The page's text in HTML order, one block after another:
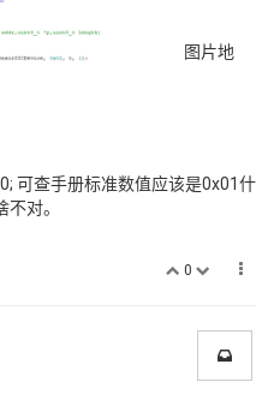
图片地
可查手册标准数值应该是0x01什
对。
0